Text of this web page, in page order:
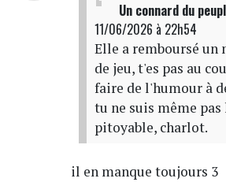
Un connard du
11/06/2026 à 22h54
Elle a remboursé
de jeu, t'es pas au
faire de l'humour à
tu ne suis même pas
pitoyable, charlot.
il en manque toujours 3